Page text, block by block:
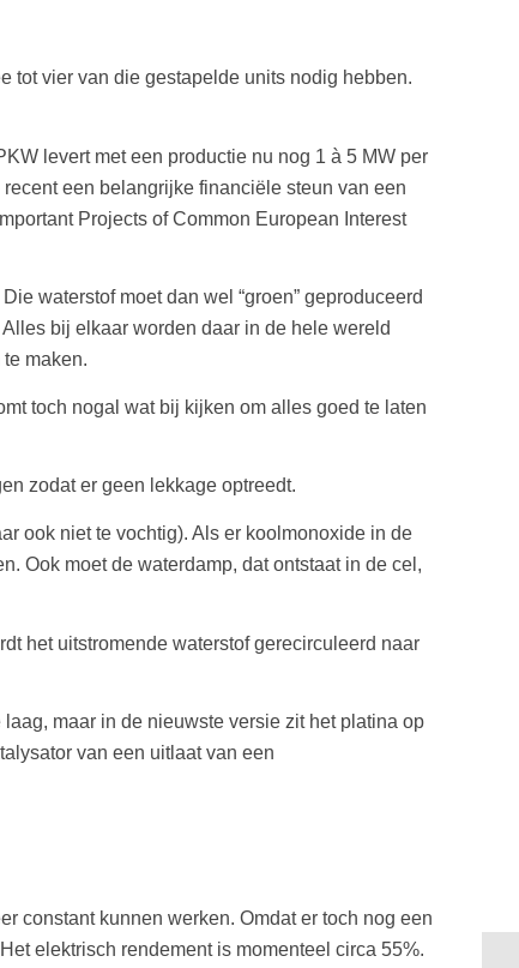
tot vier van die gestapelde units nodig hebben.
levert met een productie nu nog 1 à 5 MW per
een belangrijke financiële steun van een
Projects of Common European Interest
waterstof moet dan wel “groen” geproduceerd
bij elkaar worden daar in de hele wereld
maken.
toch nogal wat bij kijken om alles goed te laten
zodat er geen lekkage optreedt.
ook niet te vochtig). Als er koolmonoxide in de
Ook moet de waterdamp, dat ontstaat in de cel,
het uitstromende waterstof gerecirculeerd naar
maar in de nieuwste versie zit het platina op
van een uitlaat van een
constant kunnen werken. Omdat er toch nog een
elektrisch rendement is momenteel circa 55%.